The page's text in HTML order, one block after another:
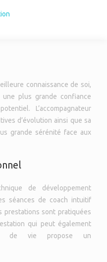
connaissance de soi,
une plus grande confiance
L’accompagnateur
d’évolution ainsi que sa
grande sérénité face aux
de développement
séances de coach intuitif
prestations sont pratiquées
qui peut également
de vie propose un